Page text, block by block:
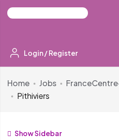
Login /Register
Home Jobs France
Pithiviers
Show Sidebar